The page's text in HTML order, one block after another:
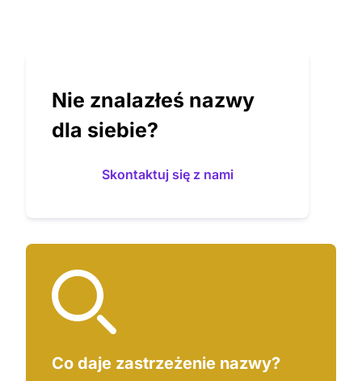
Nie znalazłeś nazwy
dla siebie?
Skontaktuj się z nami
Co daje zastrzeżenie nazwy?